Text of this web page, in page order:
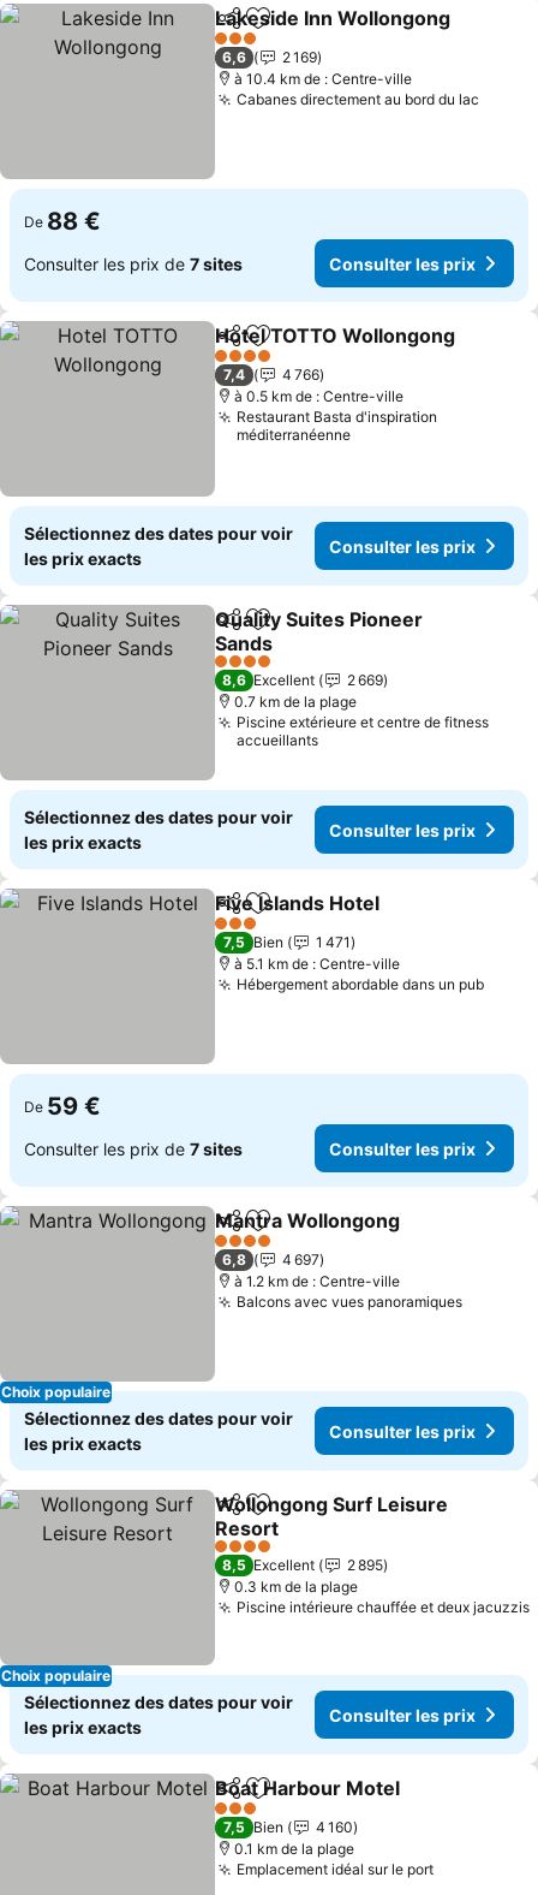
PartagerAjouter à mes favoris
Lakeside Inn Wollongong
3 Étoiles
6,6
2 169
à 10.4 km de : Centre-ville
Cabanes directement au bord du lac
De 88 €
Consulter les prix de 7 sites Consulter les prix
PartagerAjouter à mes favoris
Hotel TOTTO Wollongong
4 Étoiles
7,4
4 766
à 0.5 km de : Centre-ville
Restaurant Basta d'inspiration
méditerranéenne
Sélectionnez des dates pour voir
les prix exacts
Consulter les prix
PartagerAjouter à mes favoris
Quality Suites Pioneer
Sands
4 Étoiles
8,6 Excellent
2 669
0.7 km de la plage
Piscine extérieure et centre de fitness
accueillants
Sélectionnez des dates pour voir
les prix exacts
Consulter les prix
PartagerAjouter à mes favoris
Five Islands Hotel
3 Étoiles
7,5 Bien
1 471
à 5.1 km de : Centre-ville
Hébergement abordable dans un pub
De 59 €
Consulter les prix de 7 sites Consulter les prix
Choix populaire
PartagerAjouter à mes favoris
Mantra Wollongong
4 Étoiles
6,8
4 697
à 1.2 km de : Centre-ville
Balcons avec vues panoramiques
Sélectionnez des dates pour voir
les prix exacts
Consulter les prix
Choix populaire
PartagerAjouter à mes favoris
Wollongong Surf Leisure
Resort
4 Étoiles
8,5 Excellent
2 895
0.3 km de la plage
Piscine intérieure chauffée et deux jacuzzis
Sélectionnez des dates pour voir
les prix exacts
Consulter les prix
PartagerAjouter à mes favoris
Boat Harbour Motel
3 Étoiles
7,5 Bien
4 160
0.1 km de la plage
Emplacement idéal sur le port